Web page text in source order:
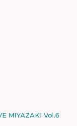
MIYAZAKI Vol.6